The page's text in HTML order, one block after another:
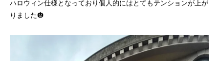
ハロウィン仕様となっており個人的にはとてもテンションが上が
りました🎃